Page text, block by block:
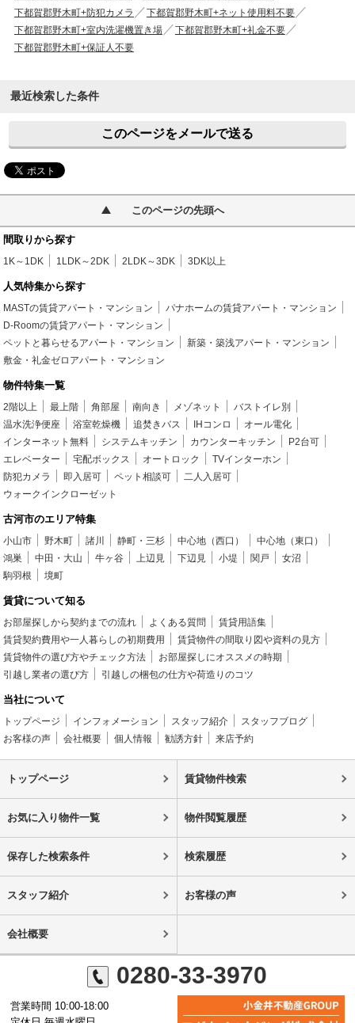
下都賀郡野木町+防犯カメラ
下都賀郡野木町+ネット使用料不要
下都賀郡野木町+室内洗濯機置き場
下都賀郡野木町+礼金不要
下都賀郡野木町+保証人不要
最近検索した条件
このページをメールで送る
このページの先頭へ
間取りから探す
1K～1DK 1LDK～2DK 2LDK～3DK 3DK以上
人気特集から探す
MASTの賃貸アパート・マンション
パナホームの賃貸アパート・マンション
D-Roomの賃貸アパート・マンション
ペットと暮らせるアパート・マンション
新築・築浅アパート・マンション
敷金・礼金ゼロアパート・マンション
物件特集一覧
2階以上 最上階 角部屋 南向き メゾネット
バストイレ別
温水洗浄便座
浴室乾燥機 追焚きバス IHコンロ
オール電化
インターネット無料
システムキッチン カウンターキッチン
P2台可
エレベーター
宅配ボックス オートロック
TVインターホン
防犯カメラ
即入居可 ペット相談可
二人入居可
ウォークインクローゼット
古河市のエリア特集
小山市 野木町 諸川 静町・三杉 中心地（西口）
中心地（東口）
鴻巣
中田・大山 牛ヶ谷 上辺見 下辺見 小堤 関戸
女沼
駒羽根
境町
賃貸について知る
お部屋探しから契約までの流れ よくある質問
賃貸用語集
賃貸契約費用や一人暮らしの初期費用
賃貸物件の間取り図や資料の見方
賃貸物件の選び方やチェック方法
お部屋探しにオススメの時期
引越し業者の選び方
引越しの梱包の仕方や荷造りのコツ
当社について
トップページ インフォメーション スタッフ紹介
スタッフブログ
お客様の声
会社概要 個人情報 勧誘方針 来店予約
トップページ 賃貸物件検索
お気に入り物件一覧 物件閲覧履歴
保存した検索条件 検索履歴
スタッフ紹介 お客様の声
会社概要
0280-33-3970
営業時間 10:00-18:00